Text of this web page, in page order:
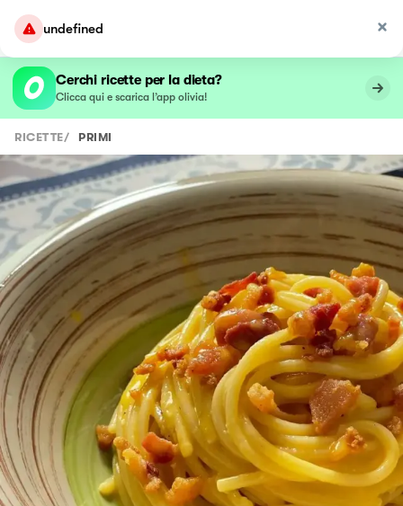
undefined
Cerchi ricette per la dieta?
Clicca qui e scarica l’app olivia!
RICETTE/ PRIMI